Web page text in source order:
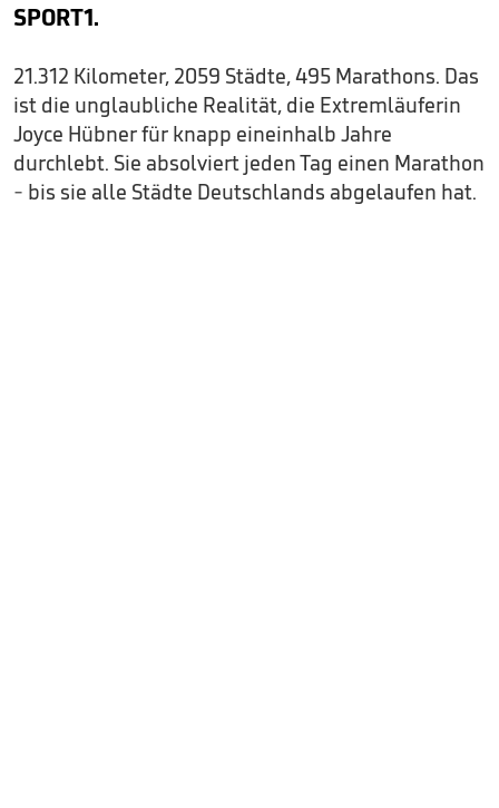
SPORT1.
21.312 Kilometer, 2059 Städte, 495 Marathons. Das
ist die unglaubliche Realität, die Extremläuferin
Joyce Hübner für knapp eineinhalb Jahre
durchlebt. Sie absolviert jeden Tag einen Marathon
- bis sie alle Städte Deutschlands abgelaufen hat.